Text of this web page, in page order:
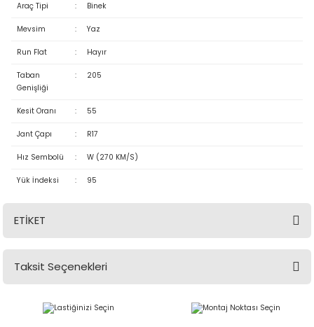
Araç Tipi : Binek
Mevsim : Yaz
Run Flat : Hayır
Taban
Genişliği
: 205
Kesit Oranı : 55
Jant Çapı : R17
Hız Sembolü : W (270 KM/S)
Yük İndeksi : 95
ETİKET
Taksit Seçenekleri